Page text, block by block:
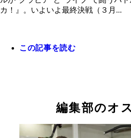
カ！』。いよいよ最終決戦（３月...
この記事を読む
編集部のオ